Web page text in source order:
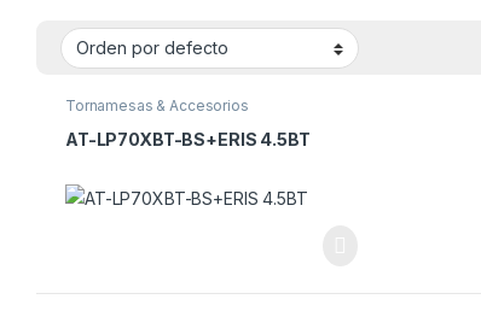
Tornamesas & Accesorios
AT-LP70XBT-BS+ERIS 4.5BT